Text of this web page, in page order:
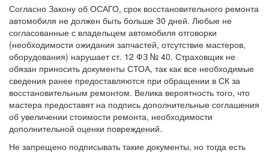
Согласно Закону об ОСАГО, срок восстановительного ремонта
автомобиля не должен быть больше 30 дней. Любые не
согласованные с владельцем автомобиля отговорки
(необходимости ожидания запчастей, отсутствие мастеров,
оборудования) нарушает ст. 12 ФЗ № 40. Страховщик не
обязан приносить документы СТОА, так как все необходимые
сведения ранее предоставляются при обращении в СК за
восстановительным ремонтом. Велика вероятность того, что
мастера предоставят на подпись дополнительные соглашения
об увеличении стоимости ремонта, необходимости
дополнительной оценки повреждений.
Не запрещено подписывать такие документы, но тогда есть